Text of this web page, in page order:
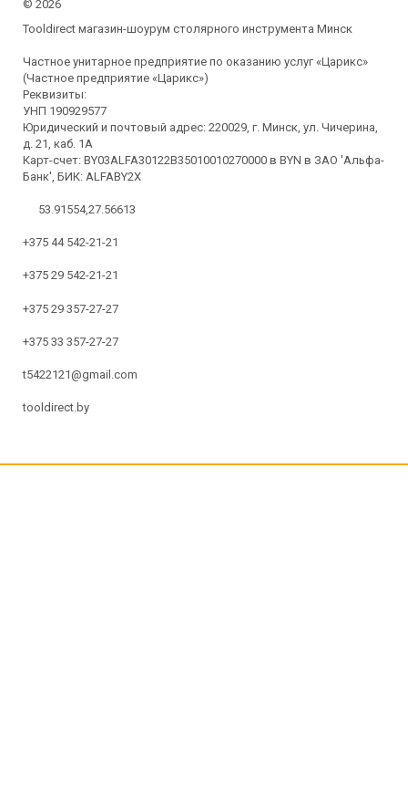
© 2026
Tooldirect магазин-шоурум столярного инструмента Минск
Частное унитарное предприятие по оказанию услуг «Царикс»
(Частное предприятие «Царикс»)
Реквизиты:
УНП 190929577
Юридический и почтовый адрес: 220029, г. Минск, ул. Чичерина,
д. 21, каб. 1А
Карт-счет: BY03ALFA30122B35010010270000 в BYN в ЗАО 'Альфа-
Банк', БИК: ALFABY2X
53.91554,27.56613
+375 44 542-21-21
+375 29 542-21-21
+375 29 357-27-27
+375 33 357-27-27
t5422121@gmail.com
tooldirect.by